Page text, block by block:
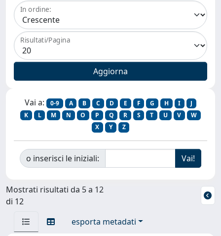
In ordine:
Risultati/Pagina
Vai a: 0-9 A B C D E F G H I
J
K
L M N O P Q R S T U V
W
X
Y Z
o inserisci le iniziali:
Mostrati risultati da 5 a 12
di 12
esporta metadati